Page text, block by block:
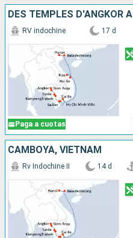
Paga a cuotas
RV indochine 17 d
CAMBOYA, VIETNAM
Rv Indochine II 14 d